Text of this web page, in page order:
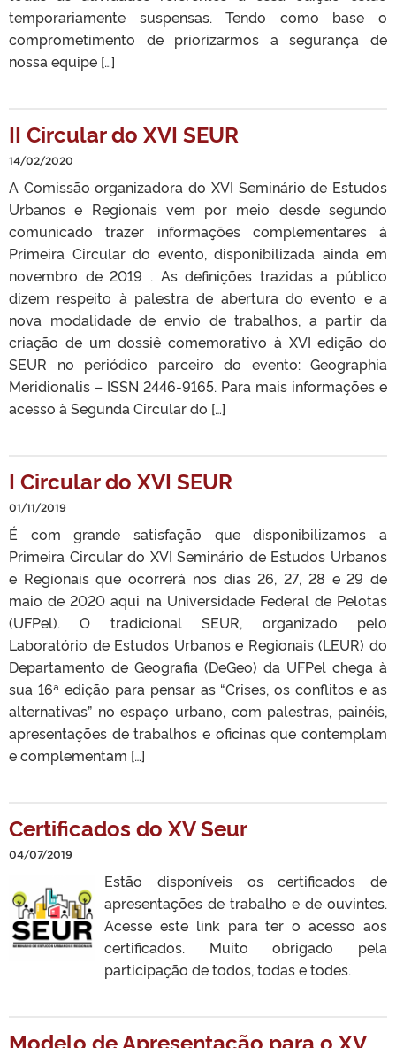
temporariamente suspensas. Tendo como base o
comprometimento de priorizarmos a segurança de
nossa equipe […]
II Circular do XVI SEUR
14/02/2020
A Comissão organizadora do XVI Seminário de Estudos
Urbanos e Regionais vem por meio desde segundo
comunicado trazer informações complementares à
Primeira Circular do evento, disponibilizada ainda em
novembro de 2019 . As definições trazidas a público
dizem respeito à palestra de abertura do evento e a
nova modalidade de envio de trabalhos, a partir da
criação de um dossiê comemorativo à XVI edição do
SEUR no periódico parceiro do evento: Geographia
Meridionalis – ISSN 2446-9165. Para mais informações e
acesso à Segunda Circular do […]
I Circular do XVI SEUR
01/11/2019
É com grande satisfação que disponibilizamos a
Primeira Circular do XVI Seminário de Estudos Urbanos
e Regionais que ocorrerá nos dias 26, 27, 28 e 29 de
maio de 2020 aqui na Universidade Federal de Pelotas
(UFPel). O tradicional SEUR, organizado pelo
Laboratório de Estudos Urbanos e Regionais (LEUR) do
Departamento de Geografia (DeGeo) da UFPel chega à
sua 16ª edição para pensar as “Crises, os conflitos e as
alternativas” no espaço urbano, com palestras, painéis,
apresentações de trabalhos e oficinas que contemplam
e complementam […]
Certificados do XV Seur
04/07/2019
Estão disponíveis os certificados de
apresentações de trabalho e de ouvintes.
Acesse este link para ter o acesso aos
certificados. Muito obrigado pela
participação de todos, todas e todes.
Modelo de Apresentação para o XV